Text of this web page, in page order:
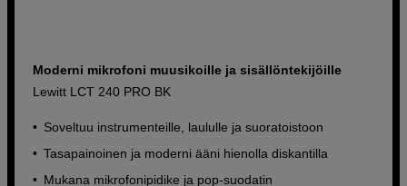
Moderni mikrofoni muusikoille ja sisällöntekijöille
Lewitt LCT 240 PRO BK
Soveltuu instrumenteille, laululle ja suoratoistoon
Tasapainoinen ja moderni ääni hienolla diskantilla
Mukana mikrofonipidike ja pop-suodatin